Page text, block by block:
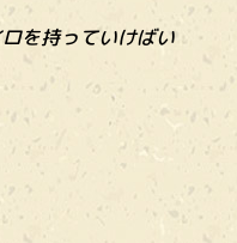
を持っていけばい